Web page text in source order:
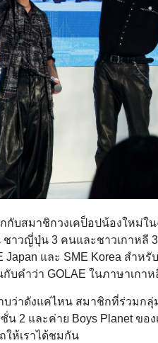
กกับสมาชิกวงเคป็อปน้องใหม่
ชาวญี่ปุ่น 3 คนและชาวเกาหลี
Japan และ SME Korea สำห
บคำว่า GOLAE ในภาษาเกาห
บว่าดังแค่ไหน สมาชิกที่ร่วมกลุ่
น 2 และค่าย Boys Planet ขอ
ให้เราได้ชมกัน